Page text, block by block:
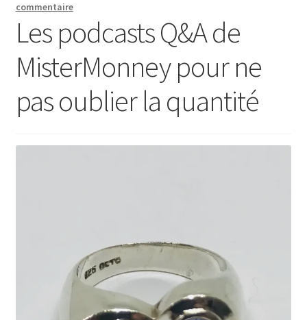
commentaire
Les podcasts Q&A de
MisterMonney pour ne
pas oublier la quantité